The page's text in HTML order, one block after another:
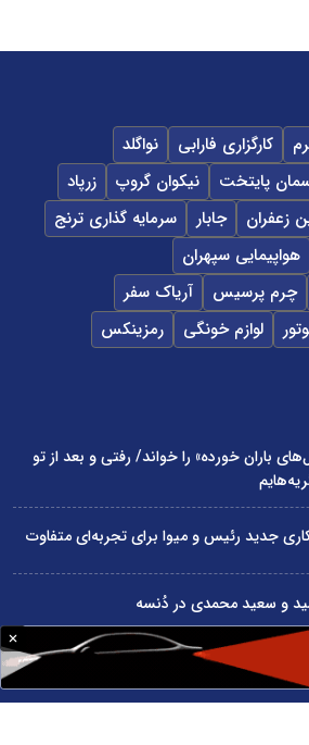
کارگزاری فارابی
نواگلد
پایتخت نیکوان گروپ
زرپاد
زعفران جابار
سرمایه گذاری ترنج
هواپیمایی سپهران
چرم پرسیس
آریاک سفر
لوازم خونگی رمزینکس
باران خورده» را خواند/ رفتی و بعد از تو
جدید رئیس و میوا برای تجربه‌ای متفاوت
و سعید محمدی در دُنسه
ماشین را قبل از خرید بفهمیم؟